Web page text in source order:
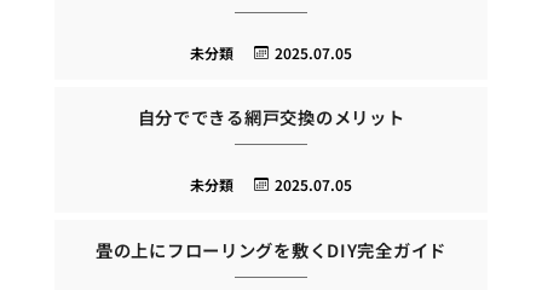
2025.07.05
未分類
自分でできる網戸交換のメリット
2025.07.05
未分類
畳の上にフローリングを敷くDIY完全ガイド